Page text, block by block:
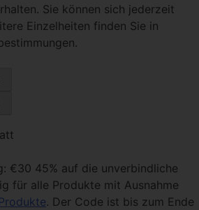
Sie können sich jederzeit
Einzelheiten finden Sie in
€30 45% auf die unverbindliche
für alle Produkte mit Ausnahme
. Der Code ist bis zum Ende